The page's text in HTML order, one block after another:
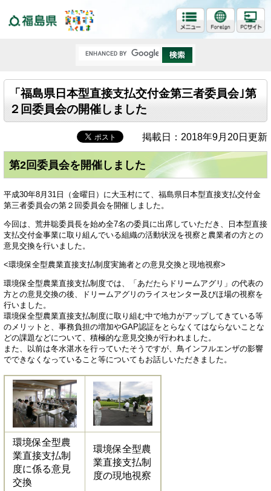
「福島県日本型直接支払交付金第三者委員会｣第
２回委員会の開催しました
掲載日：2018年9月20日更新
第2回委員会を開催しました
平成30年8月31日（金曜日）に大玉村にて、福島県日本型直接支払交付金
第三者委員会の第２回委員会を開催しました。
今回は、荒井聡委員長を始め全7名の委員に出席していただき、日本型直接
支払交付金事業に取り組んでいる組織の活動状況を視察と農業者の方との
意見交換を行いました。
<環境保全型農業直接支払制度実施者との意見交換と現地視察>
環境保全型農業直接支払制度では、「あだたらドリームアグリ」の代表の
方との意見交換の後、ドリームアグリのライスセンター及びほ場の視察を
行いました。
環境保全型農業直接支払制度に取り組む中で地力がアップしてきている等
のメリットと、事務負担の増加やGAP認証をとらなくてはならないことな
どの課題などについて、積極的な意見交換が行われました。
また、以前は冬水湛水を行っていたそうですが、鳥インフルエンザの影響
でできなくなっていること等についてもお話しいただきました。
環境保全型農
業直接支払制
度に係る意見
交換
環境保全型農
業直接支払制
度の現地視察